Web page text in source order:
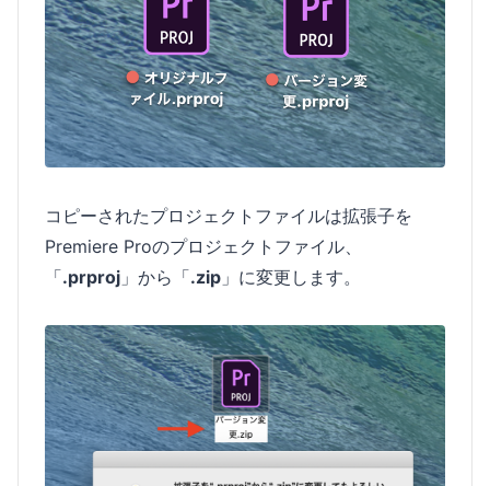
コピーされたプロジェクトファイルは拡張子を
Premiere Proのプロジェクトファイル、
「.prproj 」から「.zip 」に変更します。